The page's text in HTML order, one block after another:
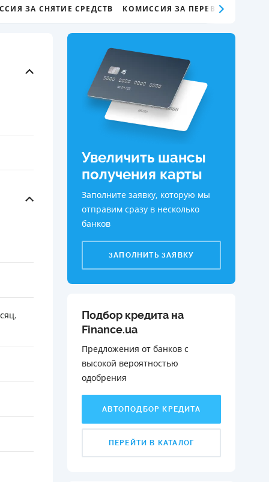
ЗА СНЯТИЕ СРЕДСТВ КОМИССИЯ ЗА ПЕРЕВОД СРЕДСТВ
Увеличить шансы
получения карты
Заполните заявку, которую мы
отправим сразу в несколько
банков
ЗАПОЛНИТЬ ЗАЯВКУ
Подбор кредита на
Finance.ua
Предложения от банков с
высокой вероятностью
одобрения️
АВТОПОДБОР КРЕДИТА
ПЕРЕЙТИ В КАТАЛОГ